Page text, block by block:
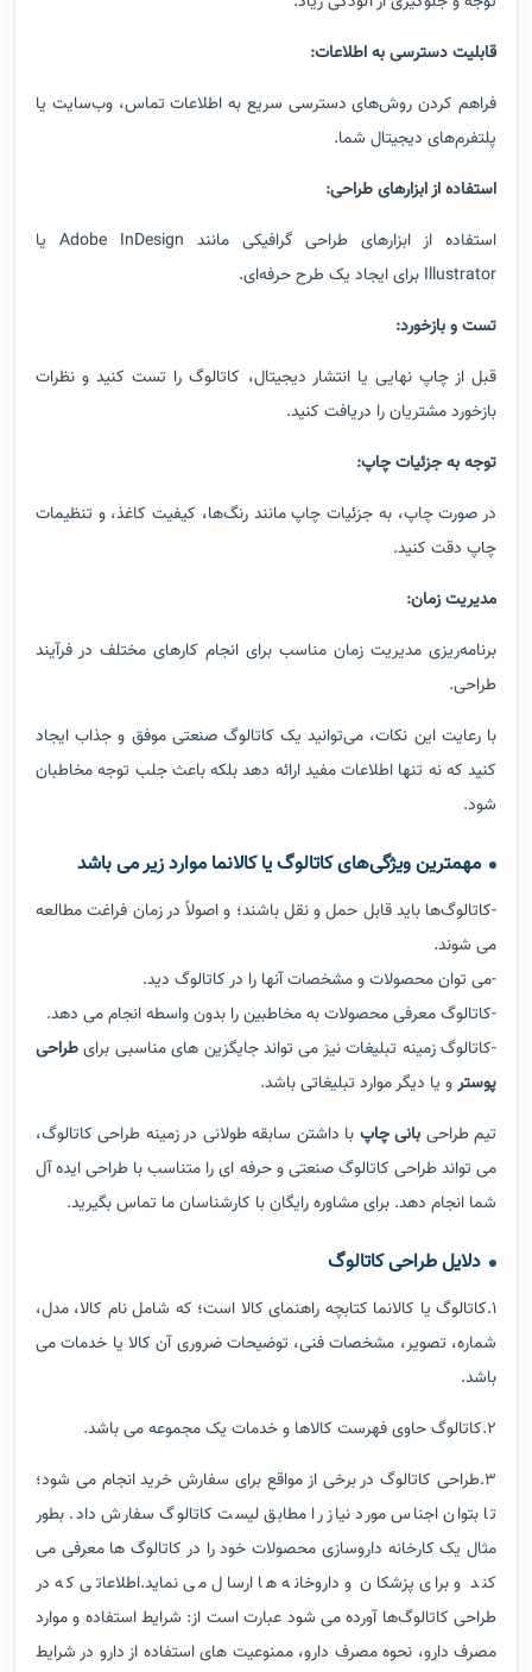
قابلیت دسترسی به اطلاعات:
فراهم کردن روش‌های دسترسی سریع به اطلاعات تماس، وب‌سایت یا
پلتفرم‌های دیجیتال شما.
استفاده از ابزارهای طراحی:
استفاده از ابزارهای طراحی گرافیکی مانند
یا
Illustrator برای ایجاد یک طرح حرفه‌ای.
تست و بازخورد:
قبل از چاپ نهایی یا انتشار دیجیتال، کاتالوگ را تست کنید و نظرات
بازخورد مشتریان را دریافت کنید.
توجه به جزئیات چاپ:
در صورت چاپ، به جزئیات چاپ مانند رنگ‌ها، کیفیت کاغذ، و تنظیمات
چاپ دقت کنید.
مدیریت زمان:
برنامه‌ریزی مدیریت زمان مناسب برای انجام کارهای مختلف در فرآیند
طراحی.
با رعایت این نکات، می‌توانید یک کاتالوگ صنعتی موفق و جذاب ایجاد
کنید که نه تنها اطلاعات مفید ارائه دهد بلکه باعث جلب توجه مخاطبان
شود.
مهمترین ویژگی‌های کاتالوگ یا کالانما موارد زیر می باشد
-کاتالوگ‌ها باید قابل حمل و نقل باشند؛ و اصولاً در زمان فراغت مطالعه
می شوند.
-می توان محصولات و مشخصات آنها را در کاتالوگ دید.
-کاتالوگ معرفی محصولات به مخاطبین را بدون واسطه انجام می دهد.
-کاتالوگ زمینه تبلیغات نیز می تواند جایگزین های مناسبی برایطراحی
پوسترو یا دیگر موارد تبلیغاتی باشد.
تیم طراحی بانی چاپ با داشتن سابقه طولانی در زمینه طراحی کاتالوگ،
می تواند طراحی کاتالوگ صنعتی و حرفه ای را متناسب با طراحی ایده آل
شما انجام دهد. برای مشاوره رایگان با کارشناسان ما تماس بگیرید.
دلایل طراحی کاتالوگ
1.کاتالوگ یا کالانما کتابچه راهنمای کالا است؛ که شامل نام کالا، مدل،
شماره، تصویر، مشخصات فنی، توضیحات ضروری آن کالا یا خدمات می
باشد.
2.کاتالوگ حاوی فهرست کالاها و خدمات یک مجموعه می باشد.
3.طراحی کاتالوگ در برخی از مواقع برای سفارش خرید انجام می شود؛
تا بتوان اجناس مورد نیاز را مطابق لیست کاتالوگ سفارش داد. بطور
مثال یک کارخانه داروسازی محصولات خود را در کاتالوگ ها معرفی می
کند و برای پزشکان و داروخانه ها ارسال می نماید.اطلاعاتی که در
طراحی کاتالوگ‌ها آورده می شود عبارت است از: شرایط استفاده و موارد
مصرف دارو، نحوه مصرف دارو، ممنوعیت های استفاده از دارو در شرایط